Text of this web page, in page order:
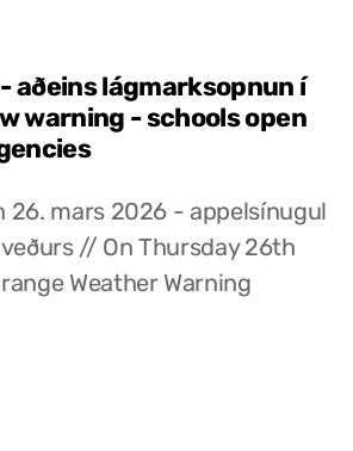
aðeins lágmarksopnun í
warning - schools open
26. mars 2026 - appelsínugul
// On Thursday 26th
Weather Warning